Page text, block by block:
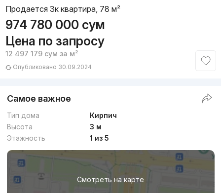
Продается 3к квартира, 78 м²
974 780 000 сум
Цена по запросу
12 497 179 сум за м²
Опубликовано 30.09.2024
Самое важное
Тип дома
Кирпич
Высота
3 м
Этажность
1 из 5
Смотреть на карте